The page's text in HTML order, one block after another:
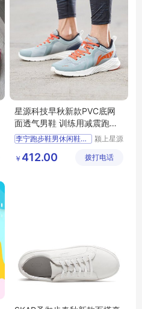
星源科技早秋新款PVC底网
面透气男鞋 训练用减震跑鞋
人造草地适用
李宁跑步鞋男休闲鞋早秋新
颍上星源
有限公司
￥ 412.00 拨打电话